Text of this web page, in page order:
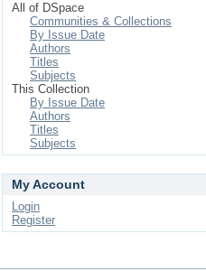
All of DSpace
Communities & Collections
By Issue Date
Authors
Titles
Subjects
This Collection
By Issue Date
Authors
Titles
Subjects
My Account
Login
Register